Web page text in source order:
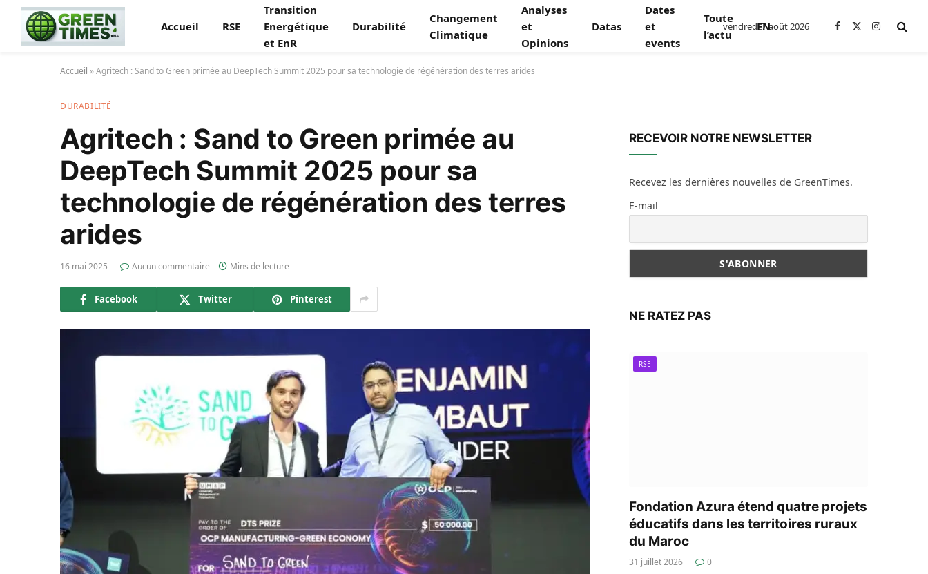
Accueil RSE
Transition
Energétique
et EnR
Durabilité
Changement
Climatique
Analyses
et
Opinions
Datas
Dates
et
events
Toute
l’actu
EN
vendredi 7 août 2026 Facebook
X
Instagram
Accueil »Agritech : Sand to Green primée au DeepTech Summit 2025 pour sa technologie de régénération des terres arides
DURABILITÉ
Agritech : Sand to Green primée au
DeepTech Summit 2025 pour sa
technologie de régénération des terres
arides
16 mai 2025 Aucun commentaire Mins de lecture
Facebook Twitter Pinterest
RECEVOIR NOTRE NEWSLETTER
Recevez les dernières nouvelles de GreenTimes.
E-mail
NE RATEZ PAS
RSE
Fondation Azura étend quatre projets
éducatifs dans les territoires ruraux
du Maroc
31 juillet 2026 0